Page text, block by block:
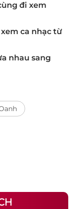
đi xem
ca nhạc từ
nhau sang